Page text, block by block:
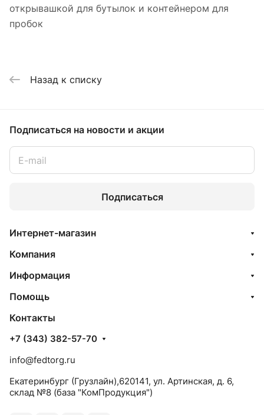
открывашкой для бутылок и контейнером для
пробок
Назад к списку
Подписаться на новости и акции
Подписаться
Интернет-магазин
Компания
Информация
Помощь
Контакты
+7 (343) 382-57-70
info@fedtorg.ru
Екатеринбург (Грузлайн),620141, ул. Артинская, д. 6,
склад №8 (база "КомПродукция")